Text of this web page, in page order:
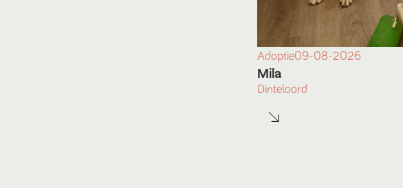
Adoptie09-08-2026
Mila
Dinteloord